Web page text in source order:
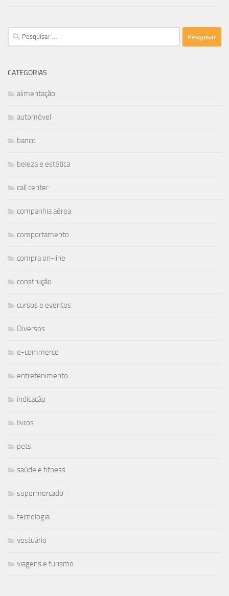
Pesquisar
por:
CATEGORIAS
alimentação
automóvel
banco
beleza e estética
call center
companhia aérea
comportamento
compra on-line
construção
cursos e eventos
Diversos
e-commerce
entretenimento
indicação
livros
pets
saúde e fitness
supermercado
tecnologia
vestuário
viagens e turismo